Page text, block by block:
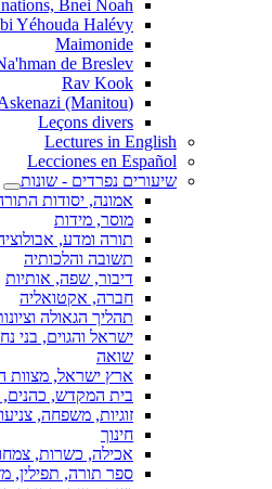
Bnei Noah
Yéhouda Halévy
Maimonide
de Breslev
Rav Kook
(Rav Askenazi (Manitou
Leçons divers
Lectures in English
Lecciones en Español
שיעורים נפרדים - שונות
אמונה, יסודות
מוסר, מידות
תורה ומדע,
תשובה והלכותיה
דיבור, שפה, אותיות
חברה, אקטואליה
תהליך הגאולה
ישראל והגוים, בני נח
שואה
ארץ ישראל, מצוות
בית המקדש, כהנים,
זוגיות, משפחה,
חינוך
אכילה, כשרות,
ספר תורה, תפילין,